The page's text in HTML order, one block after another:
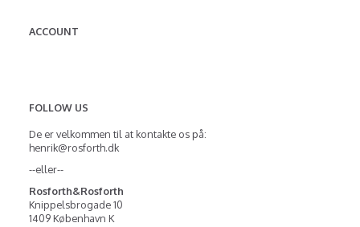
ACCOUNT
FOLLOW US
De er velkommen til at kontakte os på:
henrik@rosforth.dk
--eller--
Rosforth&Rosforth
Knippelsbrogade 10
1409 København K